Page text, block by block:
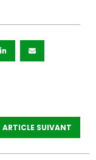
ARTICLE SUIVANT